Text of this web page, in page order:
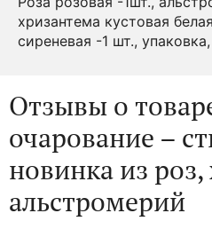
хризантема кустовая
сиреневая -1 шт., упаковка,
Отзывы о
очарование –
новинка из
альстромерий